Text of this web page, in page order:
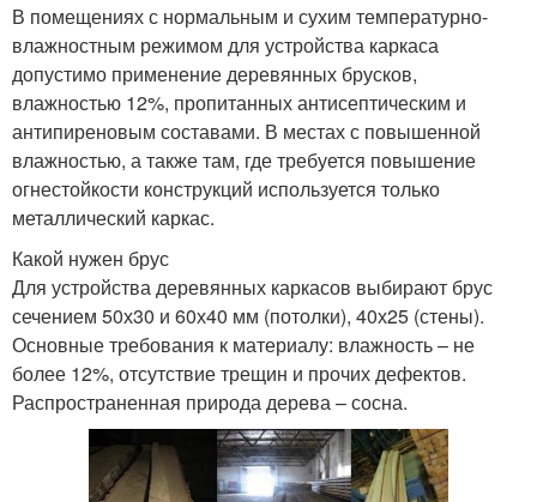
В помещениях с нормальным и сухим температурно-
влажностным режимом для устройства каркаса
допустимо применение деревянных брусков,
влажностью 12%, пропитанных антисептическим и
антипиреновым составами. В местах с повышенной
влажностью, а также там, где требуется повышение
огнестойкости конструкций используется только
металлический каркас.
Какой нужен брус
Для устройства деревянных каркасов выбирают брус
сечением 50х30 и 60х40 мм (потолки), 40х25 (стены).
Основные требования к материалу: влажность – не
более 12%, отсутствие трещин и прочих дефектов.
Распространенная природа дерева – сосна.